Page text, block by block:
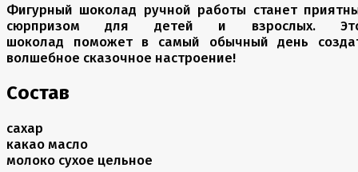
Фигурный шоколад ручной работы станет
сюрпризом для детей и взрослых.
шоколад поможет в самый обычный день
волшебное сказочное настроение!
Состав
сахар
какао масло
молоко сухое цельное